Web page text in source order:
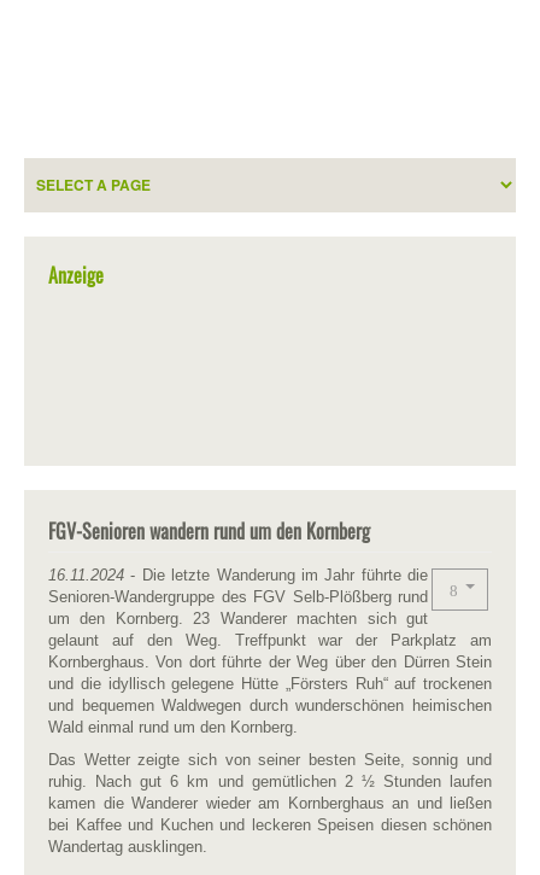
Anzeige
FGV-Senioren wandern rund um den Kornberg
16.11.2024 - Die letzte Wanderung im Jahr führte die
Senioren-Wandergruppe des FGV Selb-Plößberg rund
um den Kornberg. 23 Wanderer machten sich gut
gelaunt auf den Weg. Treffpunkt war der Parkplatz am
Kornberghaus. Von dort führte der Weg über den Dürren Stein
und die idyllisch gelegene Hütte „Försters Ruh“ auf trockenen
und bequemen Waldwegen durch wunderschönen heimischen
Wald einmal rund um den Kornberg.
Das Wetter zeigte sich von seiner besten Seite, sonnig und
ruhig. Nach gut 6 km und gemütlichen 2 ½ Stunden laufen
kamen die Wanderer wieder am Kornberghaus an und ließen
bei Kaffee und Kuchen und leckeren Speisen diesen schönen
Wandertag ausklingen.